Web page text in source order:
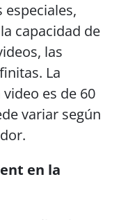
capacidad de
las
La
es de 60
variar según
en la